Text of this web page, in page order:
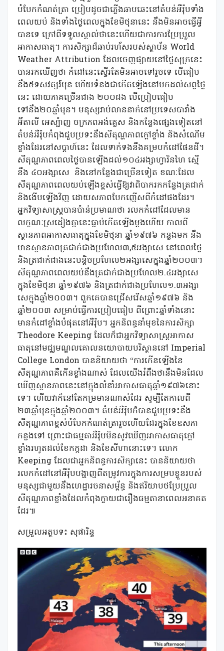
បំបែកកំណត់ត្រា ប្រៀបដូចជាភ្លើងឆាបឆេះនៅតំបន់អឺរ៉ុបទាំង
ពេលយប់ និងទាំងថ្ងៃពេលក្នុងខែមិថុនានេះ នឹងមិនអាចធ្វើអ្វី
បានទេ ក្រៅពីទទួលស្គាល់ថានេះហើយជាការការប្រែប្រួល
អាកាសធាតុ។ ការសិក្សាដ៏ឆាប់រហ័សរបស់ស្ថាប័ន World
Weather Attribution ដែលចេញផ្សាយនៅថ្ងៃសុក្រនេះ
បានរកឃើញថា កំដៅនេះស្ទើរតែមិនអាចទៅរួចទេ បើធៀប
នឹង៥ទសវត្សរ៍មុន ហើយទំនងជាកើតឡើងនៅមកដល់សព្វថ្ងៃ
នេះ ដោយភាគច្រើនជាង ២០០ដង បើប្រៀបធៀប
ទៅនឹង២០ឆ្នាំមុន។ មនុស្សរាប់លាននាក់នៅប្រទេសបារាំង
អ៊ីតាលី អេស្ប៉ាញ ចក្រភពអង់គ្លេស និងកន្លែងផ្សេងទៀតនៅ
តំបន់អឺរ៉ុបកំពុងជួបប្រទះនឹងសីតុណ្ហភាពក្តៅខ្លាំង និងសំណើម
ខ្លាំងដែរនៅសប្តាហ៍នេះ ដែលទាក់ទងនឹងគម្របកំដៅផែនដី។
សីតុណ្ហភាពពេលថ្ងៃបានឡើងដល់១០៤អង្សាហ្វារិនហៃ ស្មើ
នឹង ៤០អង្សាសេ និងនៅកន្លែងជាច្រើនទៀត ខណៈដែល
សីតុណ្ហភាពពេលយប់ឡើងខ្ពស់ធ្វើឱ្យវាពិបាករកកន្លែងត្រជាក់
និងងើបឡើងវិញ ដោយសភាពបែកញើសពីកំដៅផងដែរ។
អ្នកវិទ្យាសាស្ត្របានប៉ាន់ប្រមាណថា រលកកំដៅដែលមាន
លក្ខណៈស្រដៀងគ្នានេះធ្លាប់កើតឡើងម្តងហើយ កាលពី
ស្ថានភាពអាកាសធាតុក្នុងខែមិថុនា ឆ្នាំ១៩៧៦ កន្លងមក នឹង
មានស្ថានភាពត្រជាក់ជាងប្រហែល៣,៥អង្សាសេ នៅពេលថ្ងៃ
និងត្រជាក់ជាងនេះបន្តិចប្រហែល២អង្សាសេក្នុងឆ្នាំ២០០៣។
សីតុណ្ហភាពពេលយប់នឹងត្រជាក់ជាងប្រហែល២.៤អង្សាសេ
ក្នុងខែមិថុនា ឆ្នាំ១៩៧៦ និងត្រជាក់ជាងប្រហែល១.៣អង្សា
សេក្នុងឆ្នាំ២០០៣។ ពួកគេបានជ្រើសរើសឆ្នាំ១៩៧៦ និង
ឆ្នាំ២០០៣ សម្រាប់ធ្វើការប្រៀបធៀប ពីព្រោះឆ្នាំទាំងនោះ
មានកំដៅខ្លាំងបំផុតនៅអឺរ៉ុប។ អ្នកនិពន្ធនាំមុខនៃការសិក្សា
Theodore Keeping ដែលក៏ជាអ្នកវិទ្យាសាស្ត្រអាកាស
ធាតុនៅមជ្ឈមណ្ឌលគោលនយោបាយបរិស្ថាននៅ Imperial
College London បាននិយាយថា “ការកើនឡើងនៃ
សីតុណ្ហភាពគឺកើនខ្លាំងណាស់ ដែលយើងរំពឹងថានឹងមិនដែល
ឃើញស្ថានភាពនេះនៅក្នុងលំនាំអាកាសធាតុឆ្នាំ១៩៧៦នោះ
ទេ។ ហើយវាក៏នៅតែកម្រមានណាស់ដែរ សូម្បីតែកាលពី
២៣ឆ្នាំមុនក្នុងឆ្នាំ២០០៣។ តំបន់អឺរ៉ុបក៏បានជួបប្រទះនឹង
សីតុណ្ហភាពខ្ពស់បំបែកកំណត់ត្រារួចហើយដែរក្នុងខែឧសភា
កន្លងទៅ ព្រោះជាធម្មតាអឺរ៉ុបមិនសូវឃើញអាកាសធាតុក្តៅ
ខ្លាំងរហូតដល់ខែកក្កដា និងខែសីហានោះទេ។ លោក
Keeping ដែលជាអ្នកនិពន្ធការសិក្សានេះ បាននិយាយថា
រលកកំដៅនៅអឺរ៉ុបបង្ហាញពីតម្រូវការក្នុងការសម្របខ្លួនរបស់
មនុស្សជាមួយនឹងហេដ្ឋារចនាសម្ព័ន្ធ និងឥរិយាបថប្រែប្រួល
សីតុណ្ហភាពខ្លាំងដែលកំពុងក្លាយជារឿងធម្មតានាពេលអនាគត
ដែរ៕
សម្រួលអត្ថបទ៖ សុផារិន្ទ